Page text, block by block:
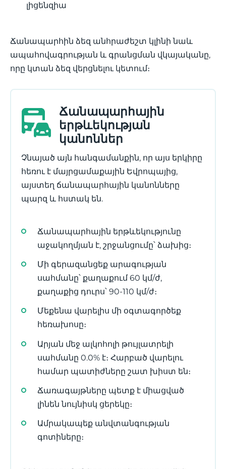
լիցենզիա
Ճանապարհին ձեզ անհրաժեշտ կլինի նաև
ապահովագրության և գրանցման վկայականը,
որը կտան ձեզ վերցնելու կետում։
Ճանապարհային
երթևեկության
կանոններ
Չնայած այն հանգամանքին, որ այս երկիրը
հեռու է մայրցամաքային Եվրոպայից,
այստեղ ճանապարհային կանոնները
պարզ և հստակ են.
Ճանապարհային երթևեկությունը
աջակողմյան է, շրջանցումը՝ ձախից։
Մի գերազանցեք արագության
սահմանը՝ քաղաքում 60 կմ/ժ,
քաղաքից դուրս՝ 90-110 կմ/ժ։
Մեքենա վարելիս մի օգտագործեք
հեռախոսը։
Արյան մեջ ալկոհոլի թույլատրելի
սահմանը 0.0% է։ Հարբած վարելու
համար պատիժները շատ խիստ են։
Ճառագայթները պետք է միացված
լինեն նույնիսկ ցերեկը։
Ամրակապեք անվտանգության
գոտիները։